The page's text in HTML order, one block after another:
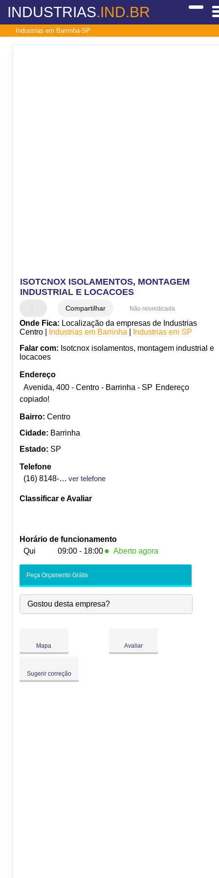
INDUSTRIAS.IND.BR
Industrias em Barrinha-SP
ISOTCNOX ISOLAMENTOS, MONTAGEM
INDUSTRIAL E LOCACOES
Compartilhar Não reivindicada
Onde Fica: Localização da empresas de Industrias
Centro |
Industrias em Barrinha|
Industrias em SP
Falar com: Isotcnox isolamentos, montagem industrial e
locacoes
Endereço
Avenida, 400 - Centro - Barrinha - SP Endereço
copiado!
Bairro: Centro
Cidade: Barrinha
Estado: SP
Telefone
(16) 8148-5140
ver telefone
Classificar e Avaliar
Horário de funcionamento
Qui
09:00 - 18:00 ● Aberto agora
-
Qua:
09:00-18:00
Qui:
09:00-18:00 ●
Peça Orçamento Grátis
Gostou desta empresa?
Mapa Avaliar
Sugerir correção